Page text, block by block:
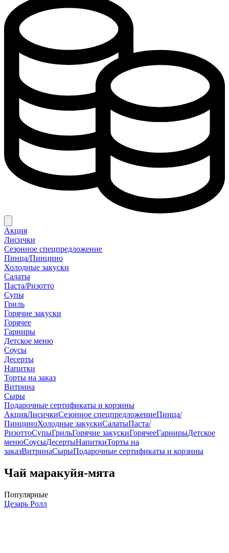
Акция
Лисички
Сезонное спецпредложение
Пинца/Пинцино
Холодные закуски
Салаты
Паста/Ризотто
Супы
Гриль
Горячие закуски
Горячее
Гарниры
Детское меню
Соусы
Десерты
Напитки
Торты на заказ
Витрина
Сыры
Подарочные сертификаты и корзины
АкцияЛисичкиСезонное спецпредложениеПинца/
ПинциноХолодные закускиСалатыПаста/
РизоттоСупыГрильГорячие закускиГорячееГарнирыДетское
менюСоусыДесертыНапиткиТорты на
заказВитринаСырыПодарочные сертификаты и корзины
Чай маракуйя-мята
Популярные
Цезарь Ролл